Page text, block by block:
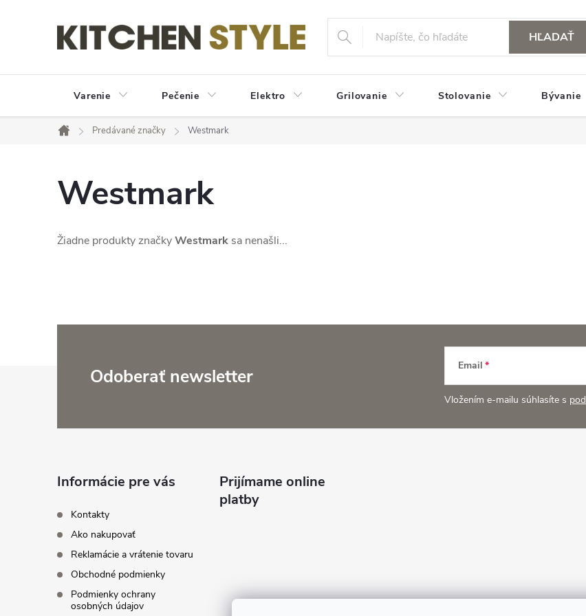
HĽADAŤ
Varenie Pečenie Elektro Grilovanie Stolovanie Bývanie
Domov
Predávané značky Westmark
Westmark
Žiadne produkty značkyWestmark sa nenašli...
Odoberať newsletter Email
Vložením e-mailu súhlasíte s
Informácie pre vás
Kontakty
Ako nakupovať
Reklamácie a vrátenie tovaru
Obchodné podmienky
Podmienky ochrany
osobných údajov
Prijímame online
platby